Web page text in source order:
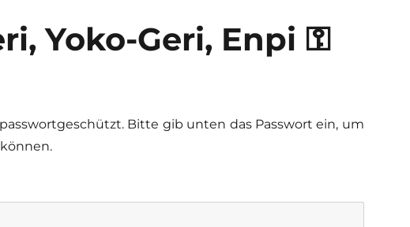
Yoko-Geri, Enpi ⚿
Bitte gib unten das Passwort ein, um